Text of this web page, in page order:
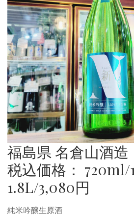
福島県 名倉山酒造
税込価格： 720ml/
1.8L/3,080円
純米吟醸生原酒